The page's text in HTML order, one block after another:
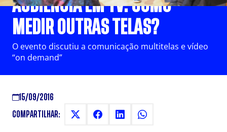
AUDIÊNCIA EM TV: COMO
MEDIR OUTRAS TELAS?
O evento discutiu a comunicação multitelas e vídeo
“on demand”
15/09/2016
COMPARTILHAR: